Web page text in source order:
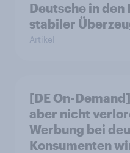
Deutsche in
stabiler
Artikel
[DE On-
aber nicht
Werbung bei
Konsumenten